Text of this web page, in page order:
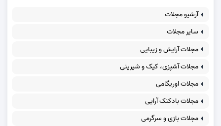
آرشیو مجلات
سایر مجلات
مجلات آرایش و زیبایی
مجلات آشپزی، کیک و شیرینی
مجلات اوریگامی
مجلات بادکنک آرایی
مجلات بازی و سرگرمی